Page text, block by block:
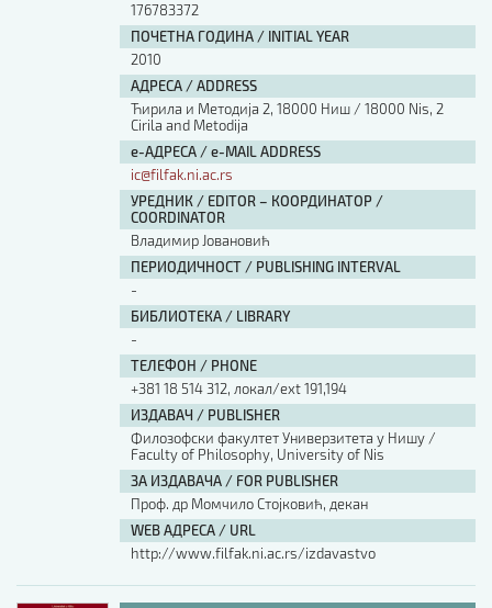
176783372
ПОЧЕТНА ГОДИНА / INITIAL YEAR
2010
АДРЕСА / ADDRESS
Ћирила и Методија 2, 18000 Ниш / 18000 Nis, 2
Cirila and Metodija
е-АДРЕСА / e-MAIL ADDRESS
ic@filfak.ni.ac.rs
УРЕДНИК / EDITOR – КООРДИНАТОР /
COORDINATOR
Владимир Јовановић
ПЕРИОДИЧНОСТ / PUBLISHING INTERVAL
-
БИБЛИОТЕКА / LIBRARY
-
ТЕЛЕФОН / PHONE
+381 18 514 312, локал/ext 191,194
ИЗДАВАЧ / PUBLISHER
Филозофски факултет Универзитета у Нишу /
Faculty of Philosophy, University of Nis
ЗА ИЗДАВАЧА / FOR PUBLISHER
Проф. др Момчило Стојковић, декан
WEB АДРЕСА / URL
http://www.filfak.ni.ac.rs/izdavastvo